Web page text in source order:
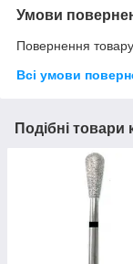
Умови
Повернення
Всі умови
Подібні товари